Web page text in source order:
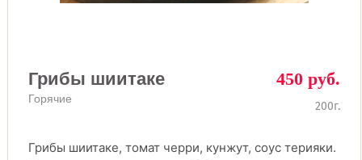
Грибы шиитаке
Горячие
450 руб.
200г.
Грибы шиитаке, томат черри, кунжут, соус терияки.